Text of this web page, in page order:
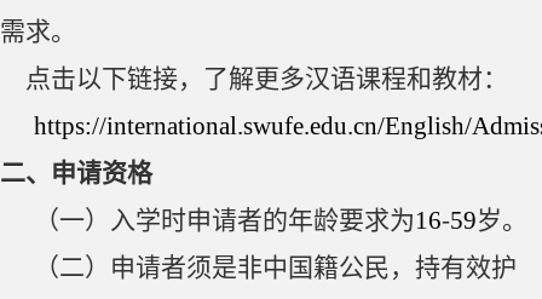
需求。
点击以下链接，了解更多汉语课程和教材：
https://international.swufe.edu.cn/English/
二、申请资格
（一）入学时申请者的年龄要求为16-59岁。
（二）申请者须是非中国籍公民，持有效护